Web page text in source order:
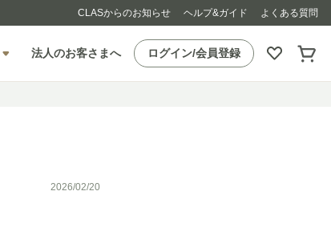
CLASからのお知らせ ヘルプ&ガイド よくある質問
法人のお客さまへ ログイン/会員登録
2026/02/20